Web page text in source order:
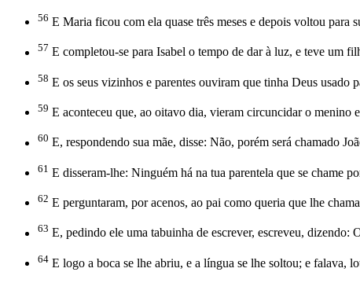
56 E Maria ficou com ela quase três meses e depois voltou para
57 E completou-se para Isabel o tempo de dar à luz, e teve um
58 E os seus vizinhos e parentes ouviram que tinha Deus usado
59 E aconteceu que, ao oitavo dia, vieram circuncidar o menino
60 E, respondendo sua mãe, disse: Não, porém será chamado
61 E disseram-lhe: Ninguém há na tua parentela que se chame
62 E perguntaram, por acenos, ao pai como queria que lhe
63 E, pedindo ele uma tabuinha de escrever, escreveu, dizendo:
64 E logo a boca se lhe abriu, e a língua se lhe soltou; e falava,